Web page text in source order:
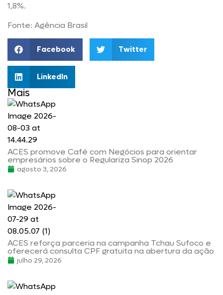
1,8%.
Fonte: Agência Brasil
Facebook Twitter
LinkedIn
Mais
ACES promove Café com Negócios para orientar
empresários sobre o Regulariza Sinop 2026
agosto 3, 2026
ACES reforça parceria na campanha Tchau Sufoco e
oferecerá consulta CPF gratuita na abertura da ação
julho 29, 2026